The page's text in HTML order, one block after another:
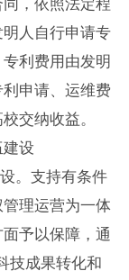
，依照法定程
人自行申请专
利费用由发明
申请、运维费
交纳收益。
设
。支持有条件
理运营为一体
予以保障，通
技成果转化和